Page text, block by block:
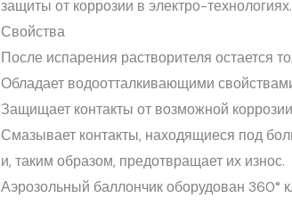
защиты от коррозии в электро-технологиях.
Свойства
После испарения растворителя остается
Обладает водоотталкивающими
Защищает контакты от возможной
Смазывает контакты, находящиеся под
и, таким образом, предотвращает их износ.
Аэрозольный баллончик оборудован 360°